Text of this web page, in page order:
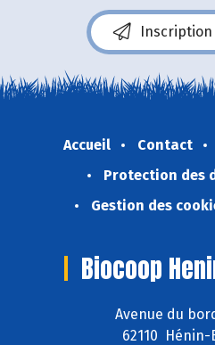
Accueil Contact
Protection des
Gestion des
Biocoop
Avenue du
62110